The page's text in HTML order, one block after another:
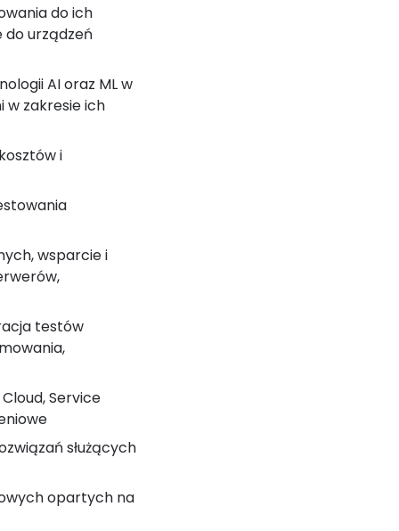
do ich
urządzeń
AI oraz ML w
zakresie ich
i
wsparcie i
testów
Service
służących
opartych na